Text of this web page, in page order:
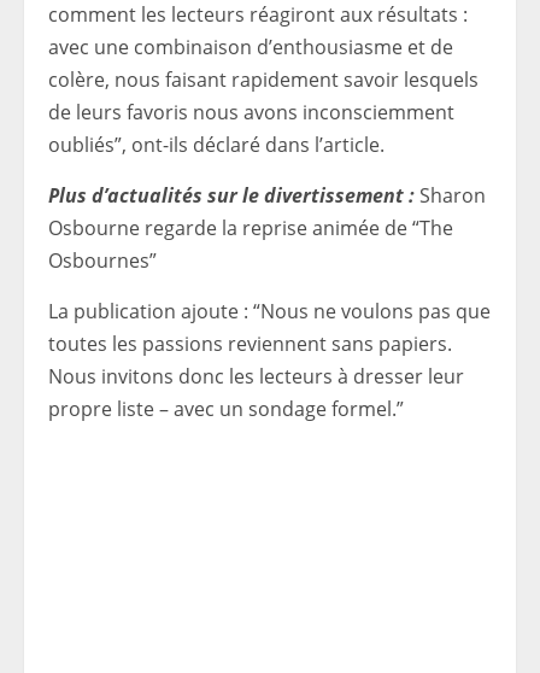
comment les lecteurs réagiront aux résultats :
avec une combinaison d’enthousiasme et de
colère, nous faisant rapidement savoir lesquels
de leurs favoris nous avons inconsciemment
oubliés”, ont-ils déclaré dans l’article.
Plus d’actualités sur le divertissement :Sharon
Osbourne regarde la reprise animée de “The
Osbournes”
La publication ajoute : “Nous ne voulons pas que
toutes les passions reviennent sans papiers.
Nous invitons donc les lecteurs à dresser leur
propre liste – avec un sondage formel.”